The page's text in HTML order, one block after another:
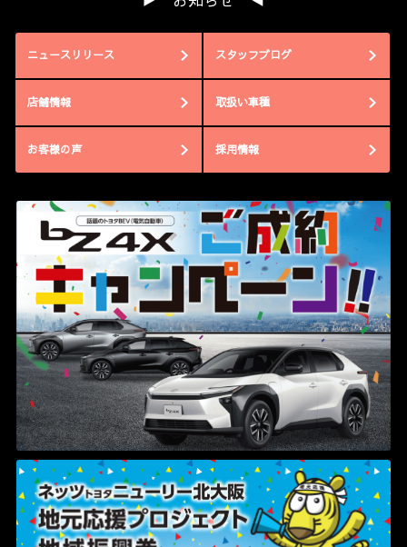
ニュースリリース スタッフブログ
店舗情報 取扱い車種
お客様の声 採用情報